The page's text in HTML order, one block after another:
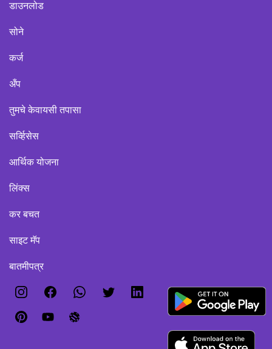
डाउनलोड
सोने
कर्ज
अँप
तुमचे केवायसी तपासा
सर्व्हिसेस
आर्थिक योजना
लिंक्स
कर बचत
साइट मॅप
बातमीपत्र